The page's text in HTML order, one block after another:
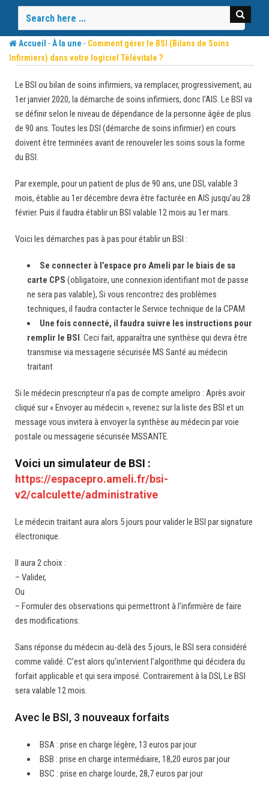
content
Accueil -À la une - Comment gérer le BSI (Bilans de Soins
Infirmiers) dans votre logiciel Télévitale ?
Le BSI ou bilan de soins infirmiers, va remplacer, progressivement, au
1er janvier 2020, la démarche de soins infirmiers, donc l’AIS. Le BSI va
se définir selon le niveau de dépendance de la personne âgée de plus
de 90 ans. Toutes les DSI (démarche de soins infirmier) en cours
doivent être terminées avant de renouveler les soins sous la forme
du BSI.
Par exemple, pour un patient de plus de 90 ans, une DSI, valable 3
mois, établie au 1er décembre devra être facturée en AIS jusqu’au 28
février. Puis il faudra établir un BSI valable 12 mois au 1er mars.
Voici les démarches pas à pas pour établir un BSI :
Se connecter à l’espace pro Ameli par le biais de sa
carte CPS (obligatoire, une connexion identifiant mot de passe
ne sera pas valable), Si vous rencontrez des problèmes
techniques, il faudra contacter le Service technique de la CPAM
Une fois connecté, il faudra suivre les instructions pour
remplir le BSI. Ceci fait, apparaîtra une synthèse qui devra être
transmise via messagerie sécurisée MS Santé au médecin
traitant
Si le médecin prescripteur n’a pas de compte amelipro : Après avoir
cliqué sur « Envoyer au médecin », revenez sur la liste des BSI et un
message vous invitera à envoyer la synthèse au médecin par voie
postale ou messagerie sécurisée MSSANTE.
Voici un simulateur de BSI :
https://espacepro.ameli.fr/bsi-
v2/calculette/administrative
Le médecin traitant aura alors 5 jours pour valider le BSI par signature
électronique.
Il aura 2 choix :
– Valider,
Ou
– Formuler des observations qui permettront à l’infirmière de faire
des modifications.
Sans réponse du médecin au-delà des 5 jours, le BSI sera considéré
comme validé. C’est alors qu’intervient l’algorithme qui décidera du
forfait applicable et qui sera imposé. Contrairement à la DSI, Le BSI
sera valable 12 mois.
Avec le BSI, 3 nouveaux forfaits
BSA : prise en charge légère, 13 euros par jour
BSB : prise en charge intermédiaire, 18,20 euros par jour
BSC : prise en charge lourde, 28,7 euros par jour